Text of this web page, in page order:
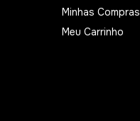
Minhas Compras
Meu Carrinho